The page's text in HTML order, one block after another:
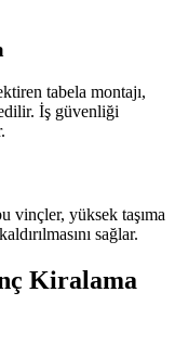
tabela montajı,
İş güvenliği
vinçler, yüksek taşıma
sağlar.
Kiralama